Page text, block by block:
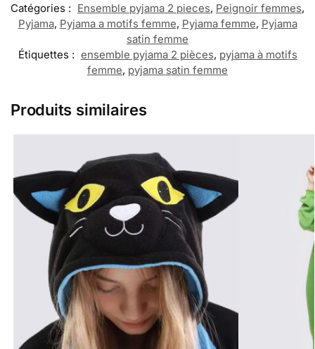
Catégories : Ensemble pyjama 2 pieces, Peignoir femmes,
Pyjama, Pyjama a motifs femme, Pyjama femme, Pyjama
satin femme
Étiquettes : ensemble pyjama 2 pièces, pyjama à motifs
femme, pyjama satin femme
Produits similaires